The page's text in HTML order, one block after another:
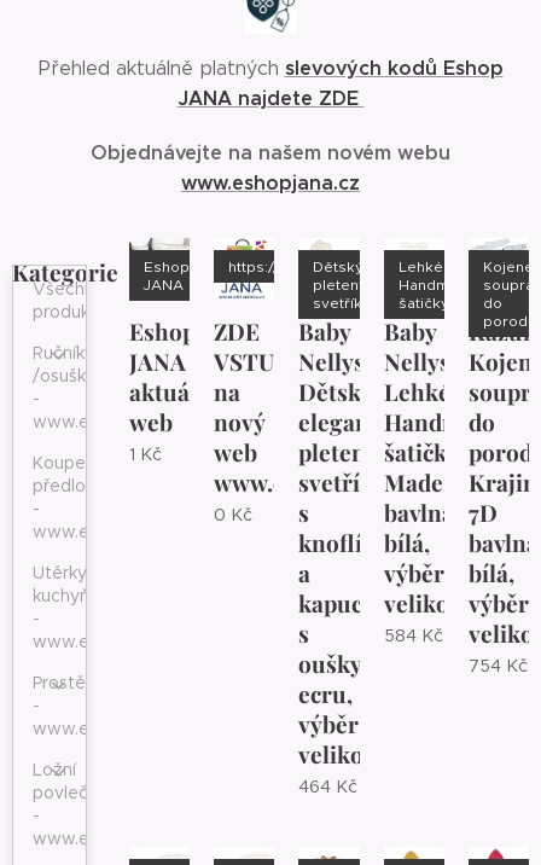
Přehled aktuálně platných slevových kodů Eshop
JANA najdete ZDE
Objednávejte na našem novém webu
www.eshopjana.cz
Kategorie
Všechny
produkty
Ručníky
/osušky
-
www.eshopjana.cz
Koupelnové
předložky
-
www.eshopjana.cz
Utěrky
kuchyňské
-
www.eshopjana.cz
Prostěradla
-
www.eshopjana.cz
Ložní
povlečení
-
www.eshopjana.cz
Eshop
JANA
aktuální
web
Eshop
JANA
1 Kč
ZDE
VSTUPTE
na
nový
web
www.eshopjana.cz
https://www.eshopjana.cz/
0 Kč
Baby
Nellys
Dětský
elegantní
pletený
svetřík
s
knoflíčky
a
kapucí
s
oušky
ecru,
výběr
velikosti
Dětský
pletený
svetřík
464 Kč
Baby
Nellys
Lehké
Handmade
šatičky
Madeira
bavlna
bílá,
výběr
velikosti
Lehké
Handmade
šatičky
584Kč
do
7D
bavlna
bílá,
výběr
do
754Kč